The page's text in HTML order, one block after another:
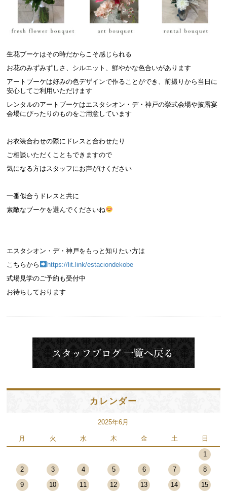
生花ブーケはその時だからこそ感じられる
お花のみずみずしさ、シルエット、鮮やかな色合いがあります
アートブーケは好みの色デザインで作ることができ、前撮りから当日に
安心してご利用いただけます
レンタルのアートブーケはエスタシオン・デ・神戸の挙式会場や披露宴
会場にぴったりのものをご用意しています
お衣装合わせの際にドレスと合わせたり
ご相談いただくこともできますので
気になる方はスタッフにお声がけください
一番似合うドレスと共に
素敵なブーケを選んでくださいね
エスタシオン・デ・神戸をもっと知りたい方は
こちらから
https://lit.link/estaciondekobe
式場見学のご予約も受付中
お待ちしております
カレンダー
2025年6月
月 火 水 木 金 土 日
1
2
3 4 5 6 7
8
9
10 11 12 13 14 15